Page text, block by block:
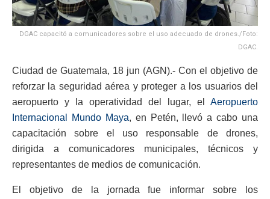
DGAC capacitó a comunicadores sobre el uso adecuado de drones./Foto:
DGAC.
Ciudad de Guatemala, 18 jun (AGN).- Con el objetivo de
reforzar la seguridad aérea y proteger a los usuarios del
aeropuerto y la operatividad del lugar, el Aeropuerto
Internacional Mundo Maya, en Petén, llevó a cabo una
capacitación sobre el uso responsable de drones,
dirigida a comunicadores municipales, técnicos y
representantes de medios de comunicación.
El objetivo de la jornada fue informar sobre los